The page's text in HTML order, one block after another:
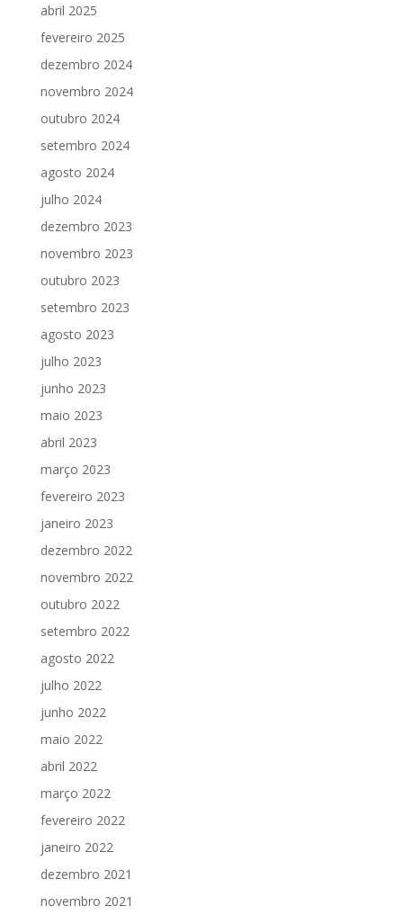
abril 2025
fevereiro 2025
dezembro 2024
novembro 2024
outubro 2024
setembro 2024
agosto 2024
julho 2024
dezembro 2023
novembro 2023
outubro 2023
setembro 2023
agosto 2023
julho 2023
junho 2023
maio 2023
abril 2023
março 2023
fevereiro 2023
janeiro 2023
dezembro 2022
novembro 2022
outubro 2022
setembro 2022
agosto 2022
julho 2022
junho 2022
maio 2022
abril 2022
março 2022
fevereiro 2022
janeiro 2022
dezembro 2021
novembro 2021